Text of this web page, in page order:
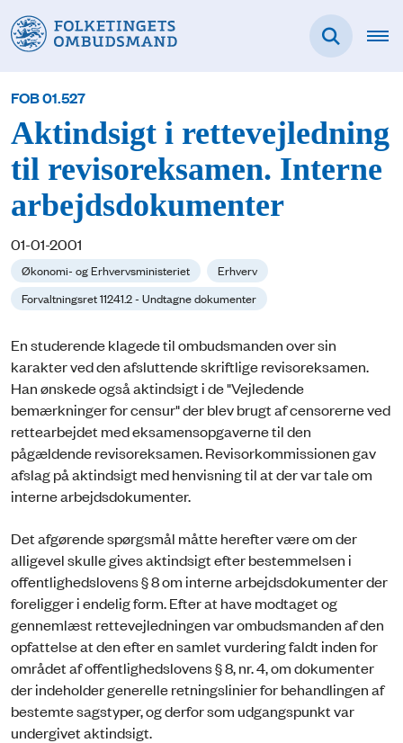
FOB 01.527
Aktindsigt i rettevejledning
til revisoreksamen. Interne
arbejdsdokumenter
01-01-2001
Økonomi- og Erhvervsministeriet
Erhverv
Forvaltningsret 11241.2 - Undtagne dokumenter
En studerende klagede til ombudsmanden over sin
karakter ved den afsluttende skriftlige revisoreksamen.
Han ønskede også aktindsigt i de "Vejledende
bemærkninger for censur" der blev brugt af censorerne ved
rettearbejdet med eksamensopgaverne til den
pågældende revisoreksamen. Revisorkommissionen gav
afslag på aktindsigt med henvisning til at der var tale om
interne arbejdsdokumenter.
Det afgørende spørgsmål måtte herefter være om der
alligevel skulle gives aktindsigt efter bestemmelsen i
offentlighedslovens § 8 om interne arbejdsdokumenter der
foreligger i endelig form. Efter at have modtaget og
gennemlæst rettevejledningen var ombudsmanden af den
opfattelse at den efter en samlet vurdering faldt inden for
området af offentlighedslovens § 8, nr. 4, om dokumenter
der indeholder generelle retningslinier for behandlingen af
bestemte sagstyper, og derfor som udgangspunkt var
undergivet aktindsigt.